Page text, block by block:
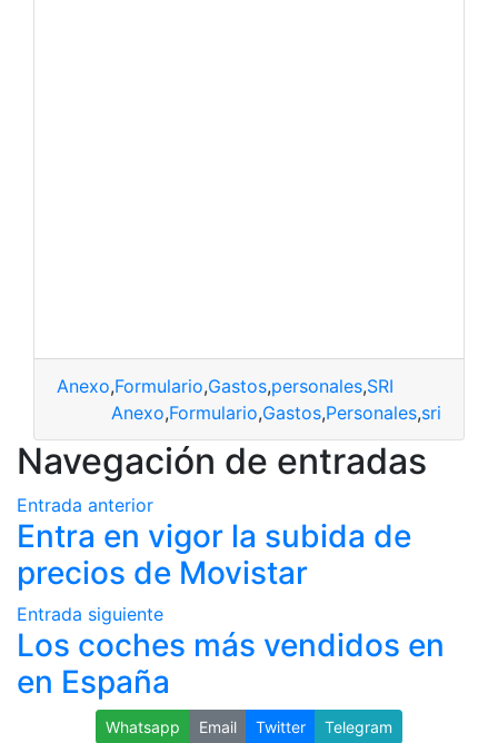
Anexo,Formulario,Gastos,personales,SRI
Anexo,Formulario,Gastos,Personales,sri
Navegación de entradas
Entrada anterior
Entra en vigor la subida de
precios de Movistar
Entrada siguiente
Los coches más vendidos en
en España
Whatsapp Email Twitter Telegram